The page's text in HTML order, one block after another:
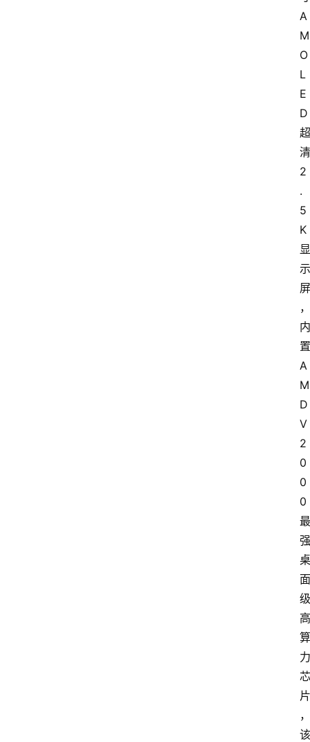
A
M
O
L
E
D
超
清
2
.
5
K
显
示
屏
，
内
置
A
M
D
V
2
0
0
0
最
强
桌
面
级
高
算
力
芯
片
，
该